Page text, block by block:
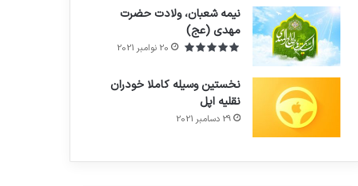
نیمه شعبان، ولادت حضرت
مهدی (عج)
20 نوامبر 2021
نخستین وسیله کاملا خودران
نقلیه اپل
29 دسامبر 2021